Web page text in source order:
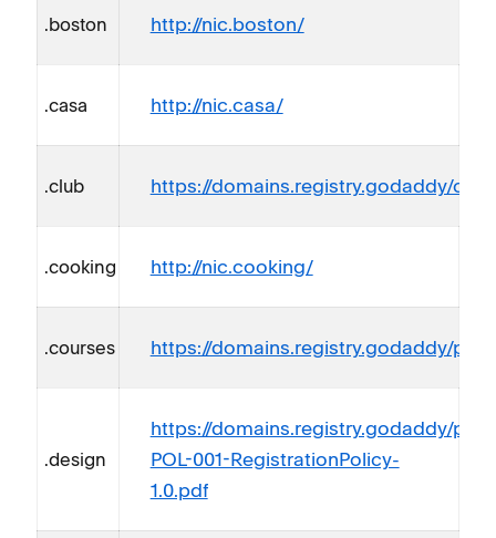
.boston http://nic.boston/
.casa http://nic.casa/
.club https://domains.registry.godaddy/club
.cooking http://nic.cooking/
.courses https://domains.registry.godaddy/
.design
https://domains.registry.godaddy/
POL-001-RegistrationPolicy-
1.0.pdf